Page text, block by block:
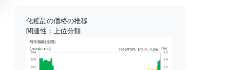
化粧品の価格の推移
関連性：上位分類